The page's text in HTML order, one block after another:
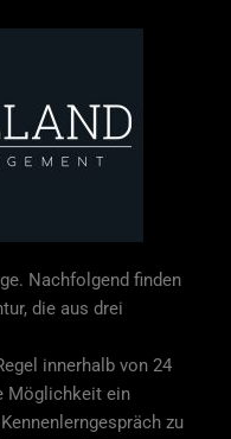
Nachfolgend finden
die aus drei
innerhalb von 24
Möglichkeit ein
zu